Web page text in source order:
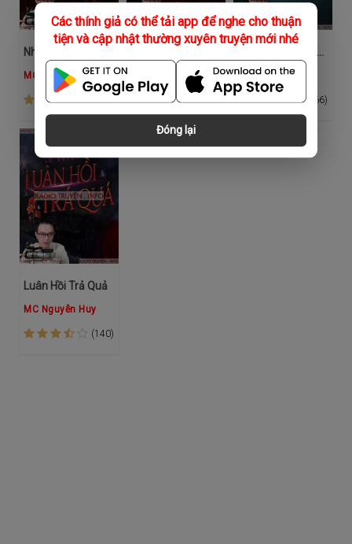
Các thính giả có thể tải app để nghe cho thuận
tiện và cập nhật thường xuyên truyện mới nhé
Đóng lại
MC Nguyễn Huy
(238)
MC Nguyễn Huy
(186)
Ân Oán Phủ Hội Đồng
MC Nguyễn Huy
(166)
Luân Hồi Trả Quả
MC Nguyễn Huy
(140)